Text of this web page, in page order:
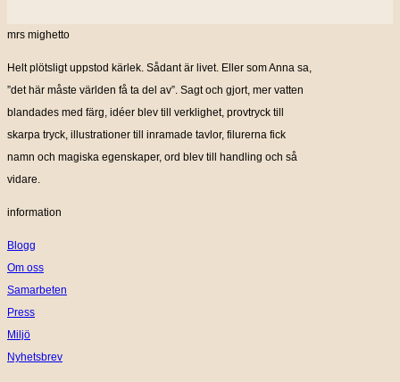
mrs mighetto
Helt plötsligt uppstod kärlek. Sådant är livet. Eller som Anna sa,
”det här måste världen få ta del av”. Sagt och gjort, mer vatten
blandades med färg, idéer blev till verklighet, provtryck till
skarpa tryck, illustrationer till inramade tavlor, filurerna fick
namn och magiska egenskaper, ord blev till handling och så
vidare.
information
Blogg
Om oss
Samarbeten
Press
Miljö
Nyhetsbrev